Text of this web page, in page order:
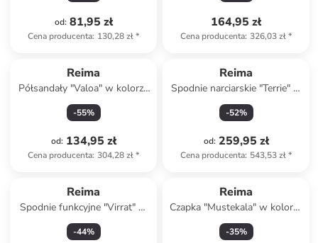
od: 81,95 zł
Cena producenta: 130,28 zł*
164,95 zł
Cena producenta: 326,03 zł*
Reima
Półsandały "Valoa" w kolorze
khaki
-55%
od: 134,95 zł
Cena producenta: 304,28 zł*
Reima
Spodnie narciarskie "Terrie" w
kolorze granatowym
-52%
od: 259,95 zł
Cena producenta: 543,53 zł*
Reima
Spodnie funkcyjne "Virrat" w
kolorze czerwonym
-44%
Reima
Czapka "Mustekala" w kolorze
pomarańczowym z osłoną
karku
-35%